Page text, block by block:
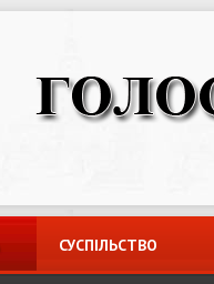
СУСПІЛЬСТВО